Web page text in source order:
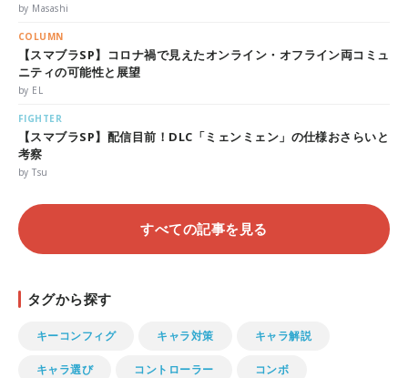
by Masashi
COLUMN
【スマブラSP】コロナ禍で見えたオンライン・オフライン両コミュ
ニティの可能性と展望
by EL
FIGHTER
【スマブラSP】配信目前！DLC「ミェンミェン」の仕様おさらいと
考察
by Tsu
すべての記事を見る
タグから探す
キーコンフィグ キャラ対策 キャラ解説
キャラ選び コントローラー コンボ